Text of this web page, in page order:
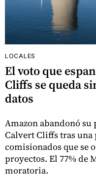
LOCALES
El voto que
Cliffs se queda
datos
Amazon abandonó su
Calvert Cliffs tras una
comisionados que se
proyectos. El 77% de
moratoria.